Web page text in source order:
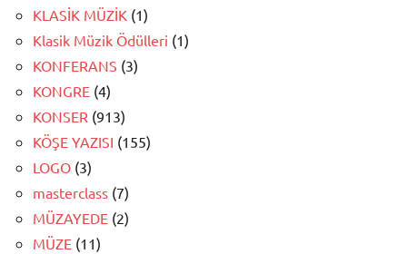
KLASİK MÜZİK (1)
Klasik Müzik Ödülleri (1)
KONFERANS (3)
KONGRE (4)
KONSER (913)
KÖŞE YAZISI (155)
LOGO (3)
masterclass (7)
MÜZAYEDE (2)
MÜZE (11)